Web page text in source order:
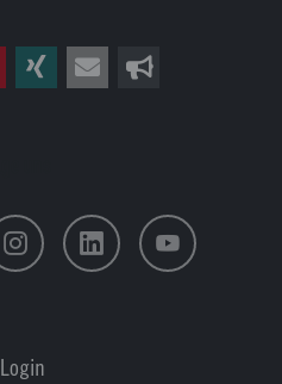
Login